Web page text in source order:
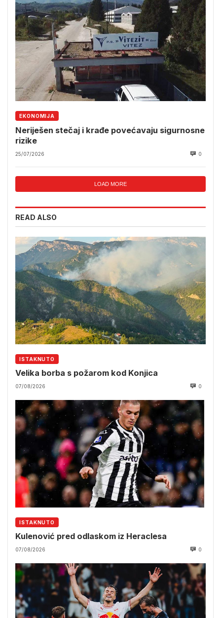
EKONOMIJA
Neriješen stečaj i krađe povećavaju sigurnosne
rizike
25/07/2026 0
LOAD MORE
READ ALSO
ISTAKNUTO
Velika borba s požarom kod Konjica
07/08/2026 0
ISTAKNUTO
Kulenović pred odlaskom iz Heraclesa
07/08/2026 0